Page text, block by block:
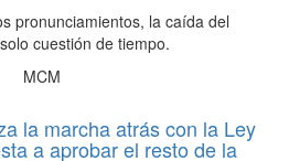
pronunciamientos, la caída del
cuestión de tiempo.
MCM
la marcha atrás con la Ley
a aprobar el resto de la